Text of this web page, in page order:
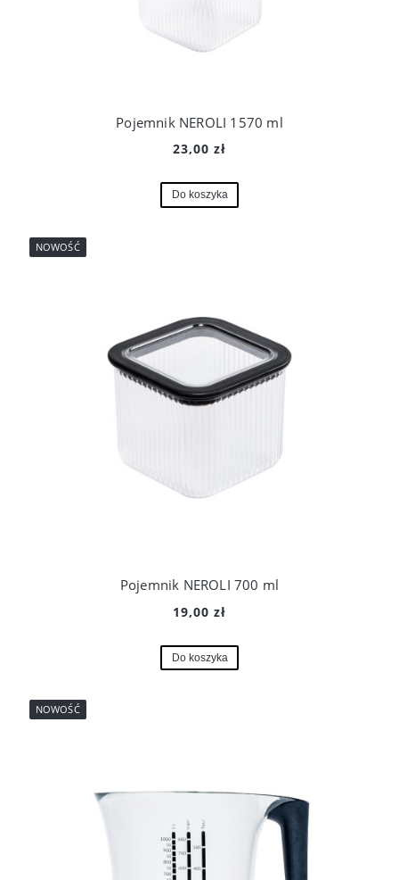
Pojemnik NEROLI 1570 ml
23,00 zł
Do koszyka
Pojemnik NEROLI 700 ml
19,00 zł
Do koszyka
NOWOŚĆ
NOWOŚĆ